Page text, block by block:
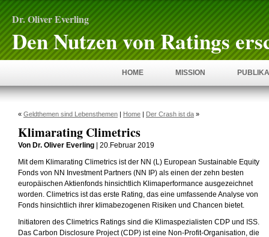
Dr. Oliver Everling
Den Nutzen von Ratings
HOME MISSION
« Geldthemen sind Lebensthemen | Home | Der Crash ist da »
Klimarating Climetrics
Von Dr. Oliver Everling | 20.Februar 2019
Mit dem Klimarating Climetrics ist der NN (L) European Sustainable Equity
Fonds von NN Investment Partners (NN IP) als einen der zehn besten
europäischen Aktienfonds hinsichtlich Klimaperformance ausgezeichnet
worden. Climetrics ist das erste Rating, das eine umfassende Analyse von
Fonds hinsichtlich ihrer klimabezogenen Risiken und Chancen bietet.
Initiatoren des Climetrics Ratings sind die Klimaspezialisten CDP und ISS.
Das Carbon Disclosure Project (CDP) ist eine Non-Profit-Organisation, die